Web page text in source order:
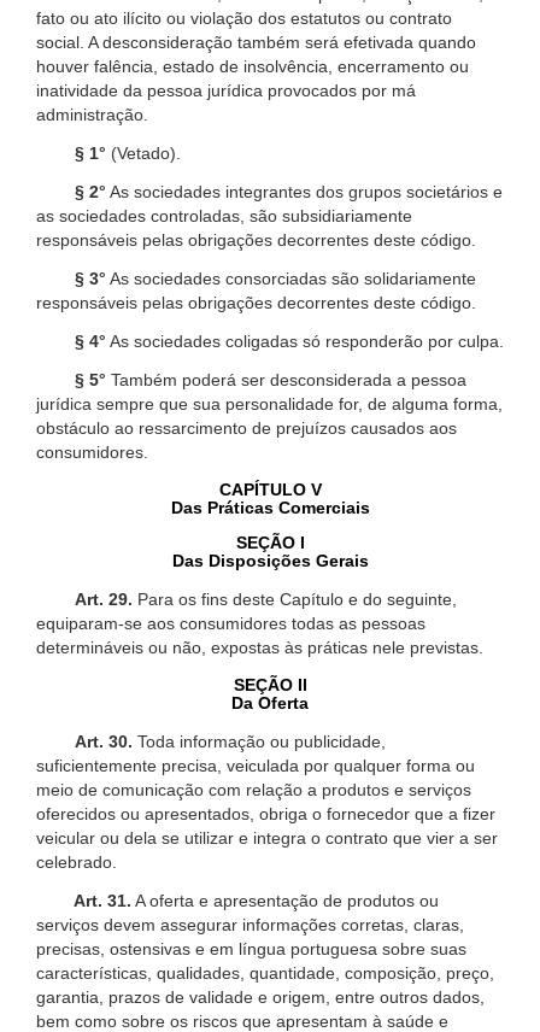
fato ou ato ilícito ou violação dos estatutos ou contrato
social. A desconsideração também será efetivada quando
houver falência, estado de insolvência, encerramento ou
inatividade da pessoa jurídica provocados por má
administração.
§ 1° (Vetado).
§ 2° As sociedades integrantes dos grupos societários e
as sociedades controladas, são subsidiariamente
responsáveis pelas obrigações decorrentes deste código.
§ 3° As sociedades consorciadas são solidariamente
responsáveis pelas obrigações decorrentes deste código.
§ 4° As sociedades coligadas só responderão por culpa.
§ 5° Também poderá ser desconsiderada a pessoa
jurídica sempre que sua personalidade for, de alguma forma,
obstáculo ao ressarcimento de prejuízos causados aos
consumidores.
CAPÍTULO V
Das Práticas Comerciais
SEÇÃO I
Das Disposições Gerais
Art. 29. Para os fins deste Capítulo e do seguinte,
equiparam-se aos consumidores todas as pessoas
determináveis ou não, expostas às práticas nele previstas.
SEÇÃO II
Da Oferta
Art. 30. Toda informação ou publicidade,
suficientemente precisa, veiculada por qualquer forma ou
meio de comunicação com relação a produtos e serviços
oferecidos ou apresentados, obriga o fornecedor que a fizer
veicular ou dela se utilizar e integra o contrato que vier a ser
celebrado.
Art. 31. A oferta e apresentação de produtos ou
serviços devem assegurar informações corretas, claras,
precisas, ostensivas e em língua portuguesa sobre suas
características, qualidades, quantidade, composição, preço,
garantia, prazos de validade e origem, entre outros dados,
bem como sobre os riscos que apresentam à saúde e